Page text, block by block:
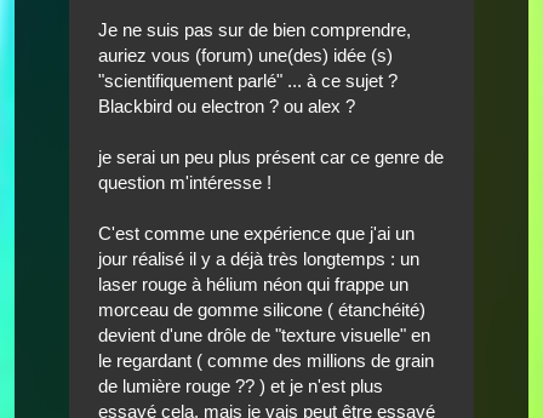
Je ne suis pas sur de bien comprendre,
auriez vous (forum) une(des) idée (s)
"scientifiquement parlé" ... à ce sujet ?
Blackbird ou electron ? ou alex ?
je serai un peu plus présent car ce genre de
question m'intéresse !
C'est comme une expérience que j'ai un
jour réalisé il y a déjà très longtemps : un
laser rouge à hélium néon qui frappe un
morceau de gomme silicone ( étanchéité)
devient d'une drôle de "texture visuelle" en
le regardant ( comme des millions de grain
de lumière rouge ?? ) et je n'est plus
essayé cela, mais je vais peut être essayé